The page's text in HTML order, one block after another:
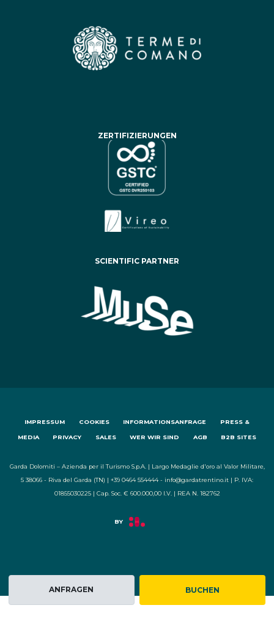
ANFRAGEN BUCHEN
ZERTIFIZIERUNGEN
SCIENTIFIC PARTNER
IMPRESSUM COOKIES INFORMATIONSANFRAGE PRESS &
MEDIA PRIVACY SALES WER WIR SIND AGB B2B SITES
Garda Dolomiti – Azienda per il Turismo S.p.A. | Largo Medaglie d'oro al Valor Militare,
5 38066 - Riva del Garda (TN) | +39 0464 554444 - info@gardatrentino.it | P. IVA:
01855030225 | Cap. Soc. € 600.000,00 I.V. | REA N. 182762